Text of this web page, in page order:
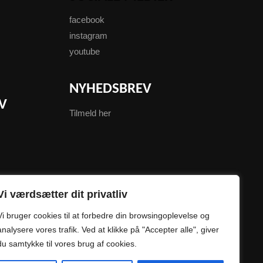
værdsætter dit privatliv
bruger cookies til at forbedre din browsingoplevelse og
vores trafik. Ved at klikke på "Accepter alle", giver
samtykke til vores brug af cookies.
facebook
instagram
youtube
NYHEDSBREV
Tilmeld her